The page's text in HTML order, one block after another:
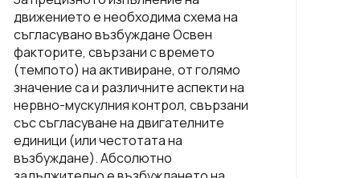
движението е необходима схема на
съгласувано възбуждане Освен
факторите, свързани с времето
(темпото) на активиране, от голямо
значение са и различните аспекти на
нервно-мускулния контрол, свързани
със съгласуване на двигателните
единици (или честотата на
възбуждане). Абсолютно